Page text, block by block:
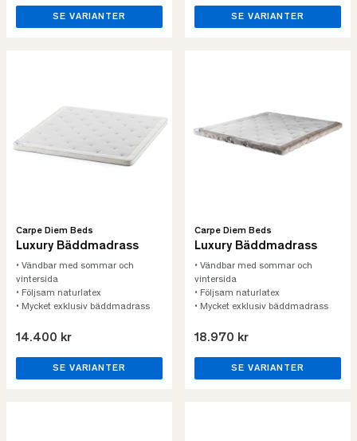
SE VARIANTER SE VARIANTER
Carpe Diem Beds
Luxury Bäddmadrass
• Vändbar med sommar och
vintersida
• Följsam naturlatex
• Mycket exklusiv bäddmadrass
14.400 kr
SE VARIANTER
Carpe Diem Beds
Luxury Bäddmadrass
• Vändbar med sommar och
vintersida
• Följsam naturlatex
• Mycket exklusiv bäddmadrass
18.970 kr
SE VARIANTER